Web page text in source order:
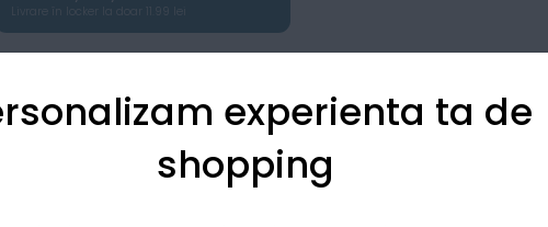
experienta ta de
shopping